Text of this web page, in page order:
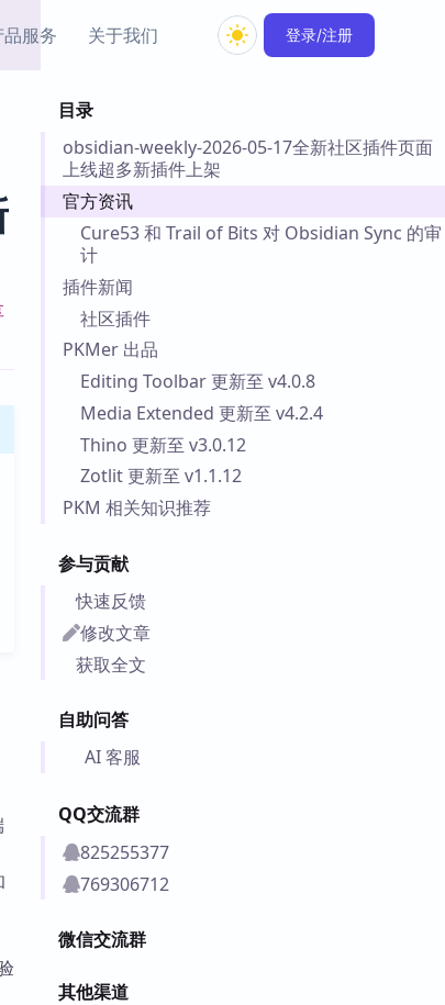
品服务
导图插件
Obsidian 教程
基础用法、插件与外观
关于我们 登录/注册
目录
obsidian-weekly-2026-05-17全新社区插件页面
上线超多新插件上架
官方资讯
Cure53 和 Trail of Bits 对 Obsidian Sync 的审
计
插件新闻
社区插件
PKMer 出品
Editing Toolbar 更新至 v4.0.8
Media Extended 更新至 v4.2.4
Thino 更新至 v3.0.12
Zotlit 更新至 v1.1.12
PKM 相关知识推荐
参与贡献
快速反馈
修改文章
获取全文
自助问答
AI 客服
QQ交流群
825255377
769306712
微信交流群
其他渠道